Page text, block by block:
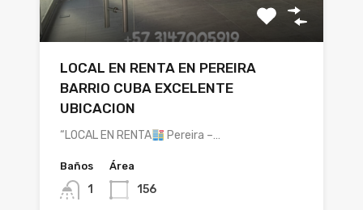
LOCAL EN RENTA EN PEREIRA
BARRIO CUBA EXCELENTE
UBICACION
“LOCAL EN RENTA Pereira –…
Baños
1
Área
156